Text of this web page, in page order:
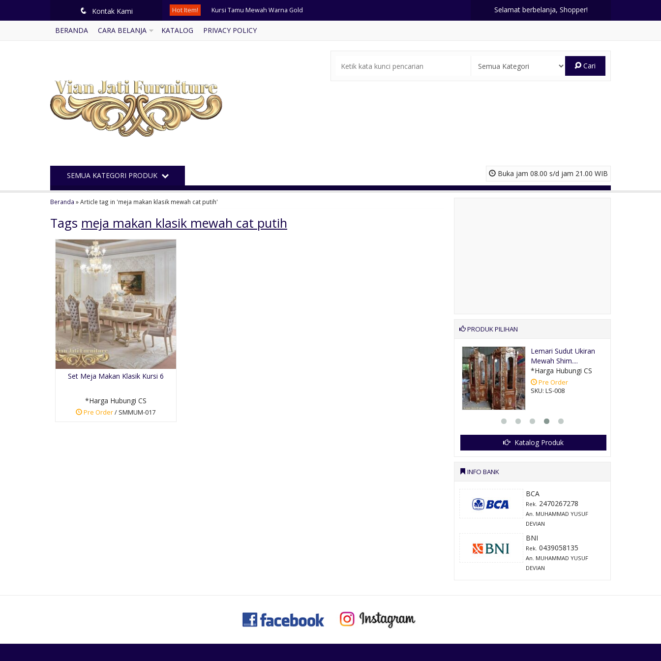
q Kontak Kami Hot Item! Kursi Tamu Mewah Warna Gold
Kursi Tamu Ukir Mewah Cat Emas
Set Meja Makan Klasik Kursi 6
Meja Makan Modern Kursi Busa
Selamat berbelanja, Shopper!
BERANDA CARA BELANJA KATALOG PRIVACY POLICY
Cari
Buka jam 08.00 s/d jam 21.00 WIB
SEMUA KATEGORI PRODUK
Beranda »Article tag in 'meja makan klasik mewah cat putih'
Tags meja makan klasik mewah cat putih
Set Meja Makan Klasik Kursi 6
*Harga Hubungi CS
Pre Order/ SMMUM-017
PRODUK PILIHAN
Meja Makan Cat Putih
Ukir Anti....
*Harga Hubungi CS
Lemari Sudut Ukiran
Mewah Shim....
*Harga Hubungi CS
Pre Order
SKU: LS-008
Katalog Produk
INFO BANK
BCA
Rek. 2470267278
An. MUHAMMAD YUSUF
DEVIAN
BNI
Rek. 0439058135
An. MUHAMMAD YUSUF
DEVIAN